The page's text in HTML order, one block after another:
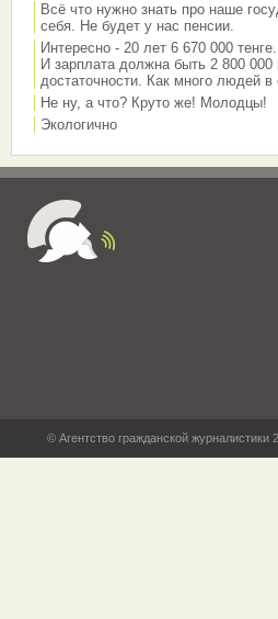
Всё что нужно знать про наше
себя. Не будет у нас пенсии.
Интересно - 20 лет 6 670 000
И зарплата должна быть 2 800
достаточности. Как много людей
Не ну, а что? Круто же! Молодцы!
Экологично
© Агентство гражданской